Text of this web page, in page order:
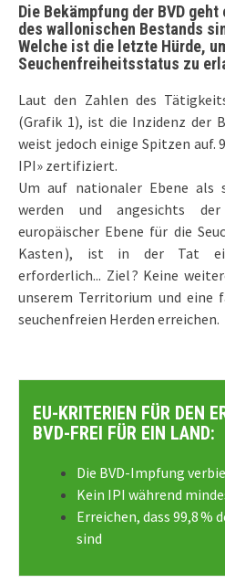
Die Bekämpfung der BVD
des wallonischen Bestands
Welche ist die letzte Hürde,
Seuchenfreiheitsstatus zu
Laut den Zahlen des
(Grafik 1), ist die Inzidenz der
weist jedoch einige Spitzen auf.
IPI» zertifiziert.
Um auf nationaler Ebene als
werden und angesichts
europäischer Ebene für die
Kasten ), ist in der Tat
erforderlich... Ziel ? Keine
unserem Territorium und eine
seuchenfreien Herden erreichen.
EU-KRITERIEN FÜR DEN
BVD-FREI FÜR EIN LAND:
Die BVD-Impfung
Kein IPI während
Erreichen, dass 99,8 %
sind